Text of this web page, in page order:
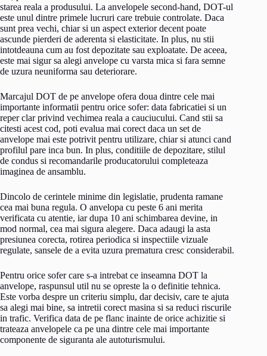
starea reala a produsului. La anvelopele second-hand, DOT-ul
este unul dintre primele lucruri care trebuie controlate. Daca
sunt prea vechi, chiar si un aspect exterior decent poate
ascunde pierderi de aderenta si elasticitate. In plus, nu stii
intotdeauna cum au fost depozitate sau exploatate. De aceea,
este mai sigur sa alegi anvelope cu varsta mica si fara semne
de uzura neuniforma sau deteriorare.
Marcajul DOT de pe anvelope ofera doua dintre cele mai
importante informatii pentru orice sofer: data fabricatiei si un
reper clar privind vechimea reala a cauciucului. Cand stii sa
citesti acest cod, poti evalua mai corect daca un set de
anvelope mai este potrivit pentru utilizare, chiar si atunci cand
profilul pare inca bun. In plus, conditiile de depozitare, stilul
de condus si recomandarile producatorului completeaza
imaginea de ansamblu.
Dincolo de cerintele minime din legislatie, prudenta ramane
cea mai buna regula. O anvelopa cu peste 6 ani merita
verificata cu atentie, iar dupa 10 ani schimbarea devine, in
mod normal, cea mai sigura alegere. Daca adaugi la asta
presiunea corecta, rotirea periodica si inspectiile vizuale
regulate, sansele de a evita uzura prematura cresc considerabil.
Pentru orice sofer care s-a intrebat ce inseamna DOT la
anvelope, raspunsul util nu se opreste la o definitie tehnica.
Este vorba despre un criteriu simplu, dar decisiv, care te ajuta
sa alegi mai bine, sa intretii corect masina si sa reduci riscurile
in trafic. Verifica data de pe flanc inainte de orice achizitie si
trateaza anvelopele ca pe una dintre cele mai importante
componente de siguranta ale autoturismului.